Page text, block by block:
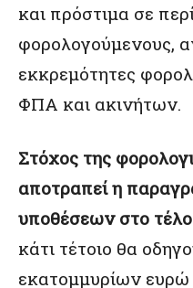
και πρόστιμα σε
φορολογούμενους,
εκκρεμότητες
ΦΠΑ και ακινήτων.
Στόχος της
αποτραπεί η
υποθέσεων στο
κάτι τέτοιο θα
εκατομμυρίων ευρώ